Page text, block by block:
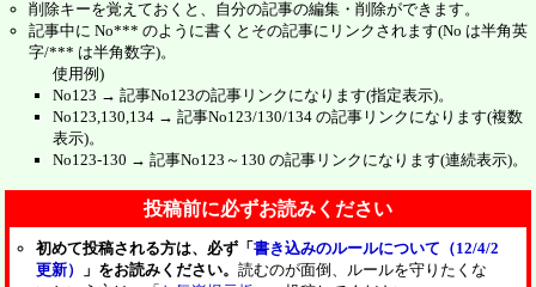
削除キーを覚えておくと、自分の記事の編集・削除ができます。
記事中に No*** のように書くとその記事にリンクされます(No は半角英
字/*** は半角数字)。
使用例)
No123 → 記事No123の記事リンクになります(指定表示)。
No123,130,134 → 記事No123/130/134 の記事リンクになります(複数
表示)。
No123-130 → 記事No123～130 の記事リンクになります(連続表示)。
投稿前に必ずお読みください
初めて投稿される方は、必ず「書き込みのルールについて（12/4/2
更新）
」をお読みください。 読むのが面倒、ルールを守りたくな